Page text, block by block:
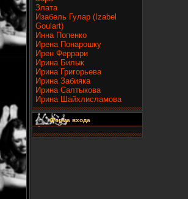
Злата
Изабель Гулар (Izabel
Goulart)
Инна Попенко
Ирена Понарошку
Ирен Феррари
Ирина Билык
Ирина Григорьева
Ирина Забияка
Ирина Салтыкова
Ирина Шайхлисламова
Форма входа